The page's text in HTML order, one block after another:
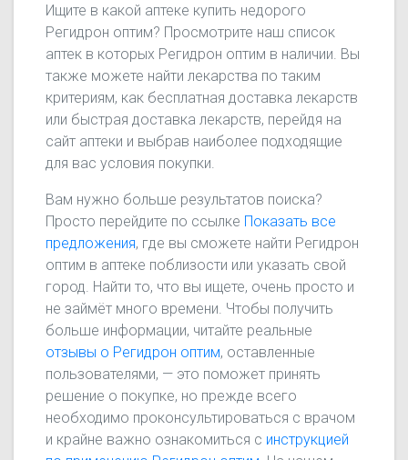
Ищите в какой аптеке купить недорого
Регидрон оптим? Просмотрите наш список
аптек в которых Регидрон оптим в наличии. Вы
также можете найти лекарства по таким
критериям, как бесплатная доставка лекарств
или быстрая доставка лекарств, перейдя на
сайт аптеки и выбрав наиболее подходящие
для вас условия покупки.
Вам нужно больше результатов поиска?
Просто перейдите по ссылке Показать все
предложения, где вы сможете найти Регидрон
оптим в аптеке поблизости или указать свой
город. Найти то, что вы ищете, очень просто и
не займёт много времени. Чтобы получить
больше информации, читайте реальные
отзывы о Регидрон оптим, оставленные
пользователями, — это поможет принять
решение о покупке, но прежде всего
необходимо проконсультироваться с врачом
и крайне важно ознакомиться с инструкцией